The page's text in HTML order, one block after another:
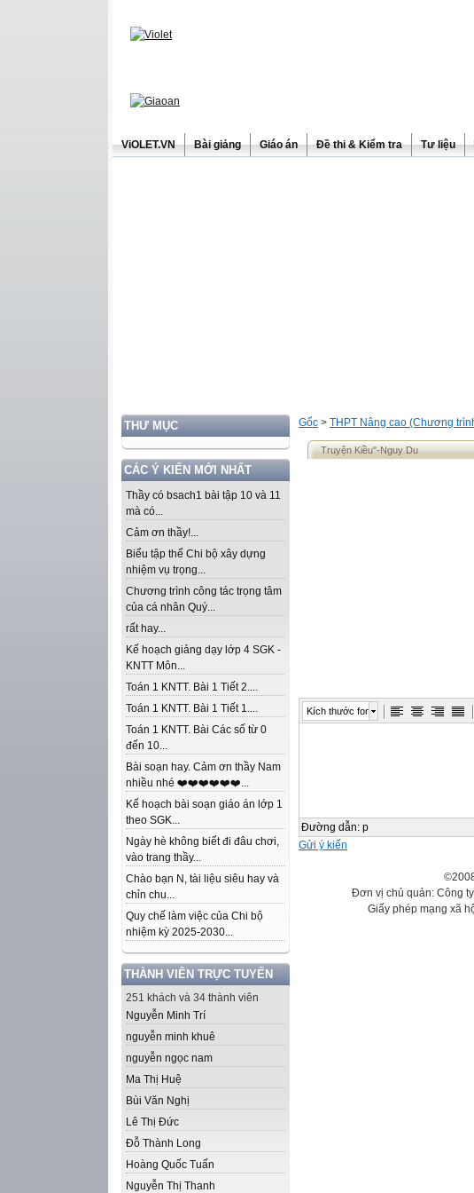
ViOLET.VN Bài giảng Giáo án Đề thi & Kiểm tra Tư liệu
THƯ MỤC
CÁC Ý KIẾN MỚI NHẤT
Thầy có bsach1 bài tập 10 và 11
mà có...
Cảm ơn thầy!...
Biểu tập thể Chi bộ xây dựng
nhiệm vụ trọng...
Chương trình công tác trọng tâm
của cá nhân Quý...
rất hay...
Kế hoạch giảng dạy lớp 4 SGK -
KNTT Môn...
Toán 1 KNTT. Bài 1 Tiết 2....
Toán 1 KNTT. Bài 1 Tiết 1....
Toán 1 KNTT. Bài Các số từ 0
đến 10...
Bài soạn hay. Cảm ơn thầy Nam
nhiều nhé ❤️❤️❤️❤️❤️❤️...
Kế hoạch bài soạn giáo án lớp 1
theo SGK...
Ngày hè không biết đi đâu chơi,
vào trang thầy...
Chào bạn N, tài liệu siêu hay và
chỉn chu...
Quy chế làm việc của Chi bộ
nhiệm kỳ 2025-2030...
THÀNH VIÊN TRỰC TUYẾN
251 khách và 34 thành viên
Nguyễn Minh Trí
nguyễn minh khuê
nguyễn ngọc nam
Ma Thị Huệ
Bùi Văn Nghị
Lê Thị Đức
Đỗ Thành Long
Hoàng Quốc Tuấn
Nguyễn Thị Thanh
Gốc > THPT Nâng cao (Chương
Truyện Kiều"-Nguy Du
Kích thước font
Đường dẫn: p
Gửi ý kiến
Đơn vị chủ quản: Công
Giấy phép mạng xã